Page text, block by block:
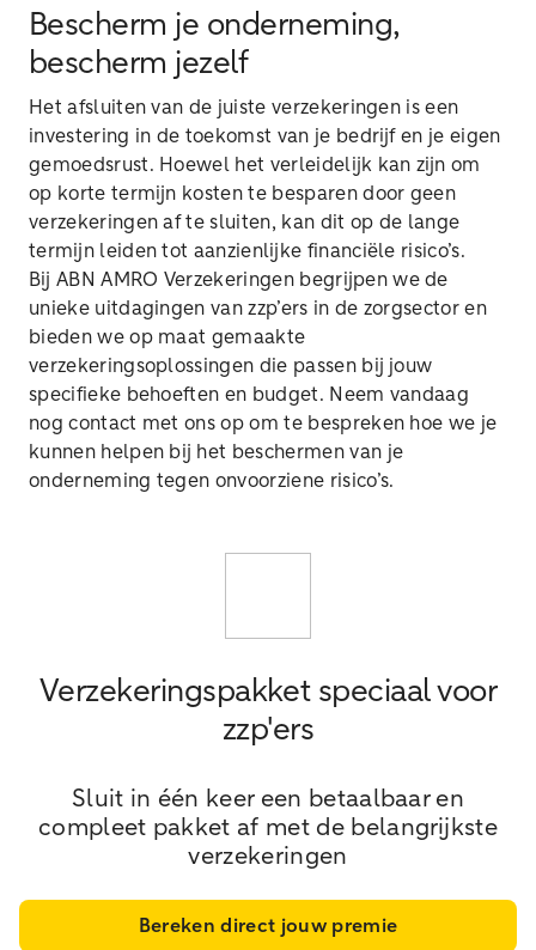
Bescherm je onderneming,
bescherm jezelf
Het afsluiten van de juiste verzekeringen is een
investering in de toekomst van je bedrijf en je eigen
gemoedsrust. Hoewel het verleidelijk kan zijn om
op korte termijn kosten te besparen door geen
verzekeringen af te sluiten, kan dit op de lange
termijn leiden tot aanzienlijke financiële risico’s.
Bij ABN AMRO Verzekeringen begrijpen we de
unieke uitdagingen van zzp’ers in de zorgsector en
bieden we op maat gemaakte
verzekeringsoplossingen die passen bij jouw
specifieke behoeften en budget. Neem vandaag
nog contact met ons op om te bespreken hoe we je
kunnen helpen bij het beschermen van je
onderneming tegen onvoorziene risico’s.
Verzekeringspakket speciaal voor
zzp'ers
Sluit in één keer een betaalbaar en
compleet pakket af met de belangrijkste
verzekeringen
Bereken direct jouw premie